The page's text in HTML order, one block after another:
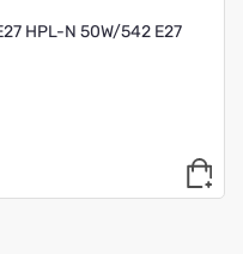
HPL-N 50W/542 E27